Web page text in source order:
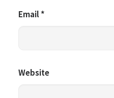
Email*
Website